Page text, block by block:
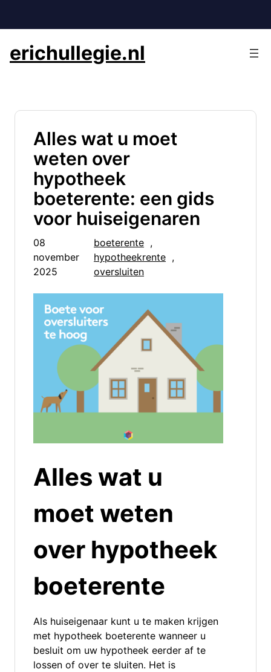
inhoud
erichullegie.nl
Alles wat u moet
weten over
hypotheek
boeterente: een gids
voor huiseigenaren
08
november
2025
boeterente
hypotheekrente
oversluiten
Alles wat u
moet weten
over hypotheek
boeterente
Als huiseigenaar kunt u te maken krijgen
met hypotheek boeterente wanneer u
besluit om uw hypotheek eerder af te
lossen of over te sluiten. Het is